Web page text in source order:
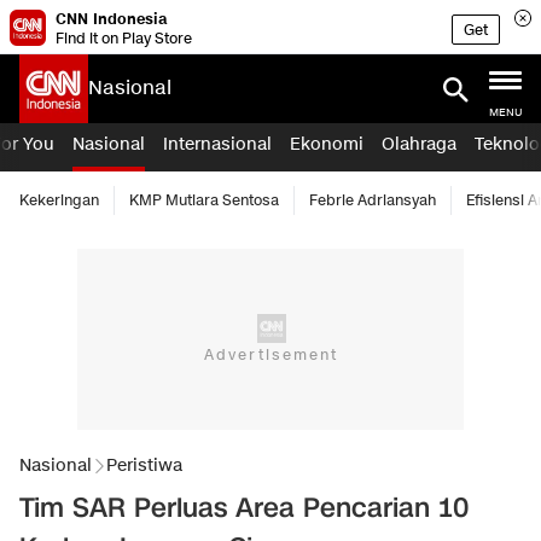
CNN Indonesia
Find it on Play Store
Get
Nasional
MENU
You Nasional Internasional Ekonomi Olahraga
Kekeringan KMP Mutiara Sentosa Febrie Adriansyah Efisiensi
Nasional Peristiwa
Tim SAR Perluas Area Pencarian 10